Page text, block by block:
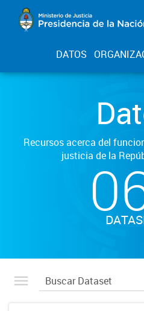
DATOS
Recursos acerca del
justicia de la